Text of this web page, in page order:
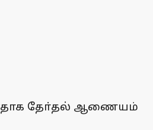
தோ்தல் ஆணையம்